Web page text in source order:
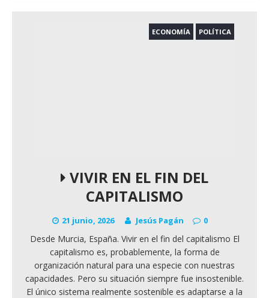
ECONOMÍA POLÍTICA
VIVIR EN EL FIN DEL
CAPITALISMO
21 junio, 2026 Jesús Pagán 0
Desde Murcia, España. Vivir en el fin del capitalismo El
capitalismo es, probablemente, la forma de
organización natural para una especie con nuestras
capacidades. Pero su situación siempre fue insostenible.
El único sistema realmente sostenible es adaptarse a la